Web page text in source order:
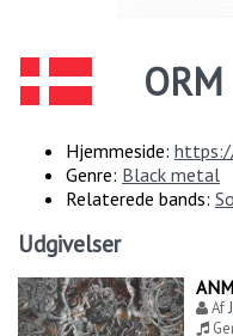
ORM
Hjemmeside:
Genre: Black metal
Relaterede bands:
Udgivelser
Af